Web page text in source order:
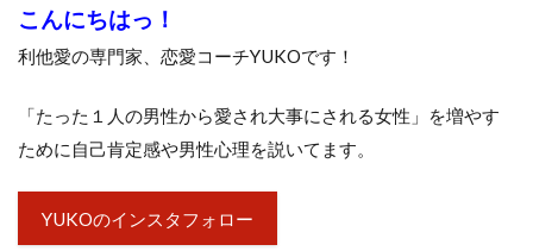
こんにちはっ！
利他愛の専門家、恋愛コーチYUKOです！
「たった１人の男性から愛され大事にされる女性」を増やす
ために自己肯定感や男性心理を説いてます。
YUKOのインスタフォロー